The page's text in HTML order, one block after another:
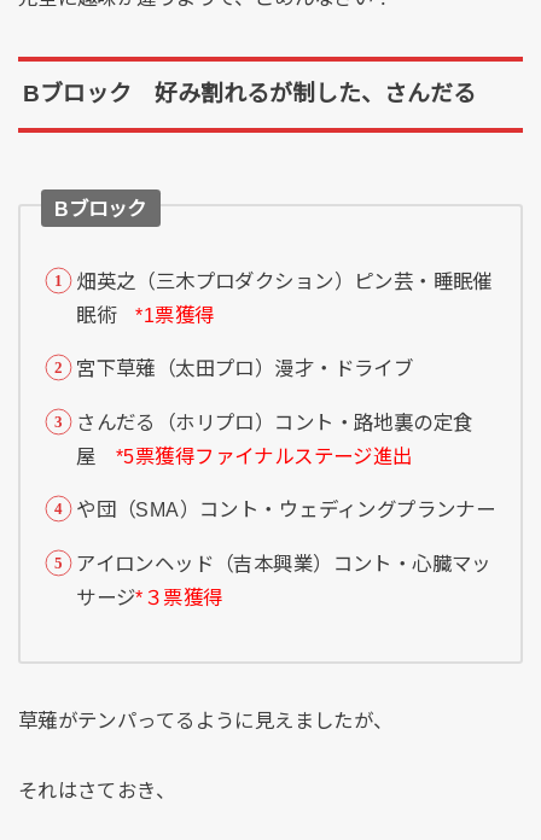
Bブロック 好み割れるが制した、さんだる
Bブロック
畑英之（三木プロダクション）ピン芸・睡眠催
眠術*1票獲得
宮下草薙（太田プロ）漫才・ドライブ
さんだる（ホリプロ）コント・路地裏の定食
屋*5票獲得ファイナルステージ進出
や団（SMA）コント・ウェディングプランナー
アイロンヘッド（吉本興業）コント・心臓マッ
サージ*３票獲得
草薙がテンパってるように見えましたが、
それはさておき、